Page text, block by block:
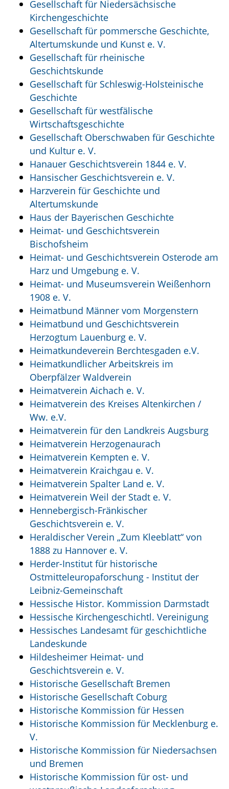
Gesellschaft für Niedersächsische
Kirchengeschichte
Gesellschaft für pommersche Geschichte,
Altertumskunde und Kunst e. V.
Gesellschaft für rheinische
Geschichtskunde
Gesellschaft für Schleswig-Holsteinische
Geschichte
Gesellschaft für westfälische
Wirtschaftsgeschichte
Gesellschaft Oberschwaben für Geschichte
und Kultur e. V.
Hanauer Geschichtsverein 1844 e. V.
Hansischer Geschichtsverein e. V.
Harzverein für Geschichte und
Altertumskunde
Haus der Bayerischen Geschichte
Heimat- und Geschichtsverein
Bischofsheim
Heimat- und Geschichtsverein Osterode am
Harz und Umgebung e. V.
Heimat- und Museumsverein Weißenhorn
1908 e. V.
Heimatbund Männer vom Morgenstern
Heimatbund und Geschichtsverein
Herzogtum Lauenburg e. V.
Heimatkundeverein Berchtesgaden e.V.
Heimatkundlicher Arbeitskreis im
Oberpfälzer Waldverein
Heimatverein Aichach e. V.
Heimatverein des Kreises Altenkirchen /
Ww. e.V.
Heimatverein für den Landkreis Augsburg
Heimatverein Herzogenaurach
Heimatverein Kempten e. V.
Heimatverein Kraichgau e. V.
Heimatverein Spalter Land e. V.
Heimatverein Weil der Stadt e. V.
Hennebergisch-Fränkischer
Geschichtsverein e. V.
Heraldischer Verein „Zum Kleeblatt“ von
1888 zu Hannover e. V.
Herder-Institut für historische
Ostmitteleuropaforschung - Institut der
Leibniz-Gemeinschaft
Hessische Histor. Kommission Darmstadt
Hessische Kirchengeschichtl. Vereinigung
Hessisches Landesamt für geschichtliche
Landeskunde
Hildesheimer Heimat- und
Geschichtsverein e. V.
Historische Gesellschaft Bremen
Historische Gesellschaft Coburg
Historische Kommission für Hessen
Historische Kommission für Mecklenburg e.
V.
Historische Kommission für Niedersachsen
und Bremen
Historische Kommission für ost- und